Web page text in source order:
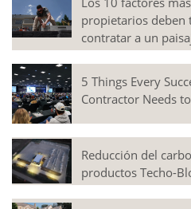
propietarios deben
contratar a un
5 Things Every
Contractor Needs
Reducción del
productos Techo-